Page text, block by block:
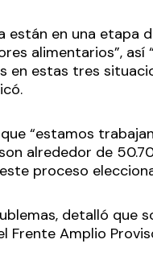
están en una etapa
alimentarios”, así
en estas tres
“estamos
alrededor de
proceso
detalló que
Frente Amplio